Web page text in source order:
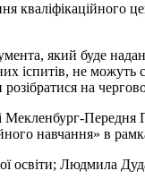
який буде
іспитів, не
на
навчання» в
освіти; Людмила